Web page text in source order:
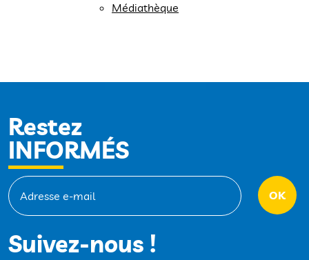
Médiathèque
Restez
INFORMÉS
Suivez-nous !